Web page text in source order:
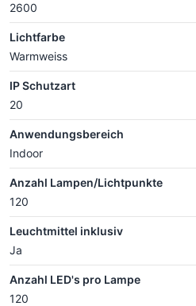
2600
Lichtfarbe
Warmweiss
IP Schutzart
20
Anwendungsbereich
Indoor
Anzahl Lampen/Lichtpunkte
120
Leuchtmittel inklusiv
Ja
Anzahl LED's pro Lampe
120